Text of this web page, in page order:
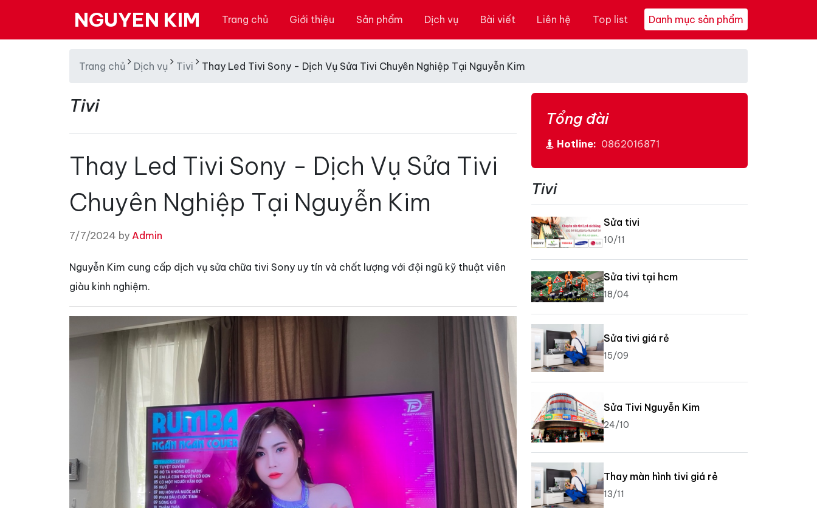
NGUYEN KIM Trang chủ Giới thiệu Sản phẩm Dịch vụ Bài viết Liên hệ Top list Danh mục sản phẩm
Trang chủ Dịch vụ Tivi Thay Led Tivi Sony - Dịch Vụ Sửa Tivi Chuyên Nghiệp Tại Nguyễn Kim
Tivi
Thay Led Tivi Sony - Dịch Vụ Sửa Tivi
Chuyên Nghiệp Tại Nguyễn Kim
7/7/2024 by Admin
Nguyễn Kim cung cấp dịch vụ sửa chữa tivi Sony uy tín và chất lượng với đội ngũ kỹ thuật viên
giàu kinh nghiệm.
Tổng đài
Hotline: 0862016871
Tivi
Sửa tivi
10/11
Sửa tivi tại hcm
18/04
Sửa tivi giá rẻ
15/09
Sửa Tivi Nguyễn Kim
24/10
Thay màn hình tivi giá rẻ
13/11